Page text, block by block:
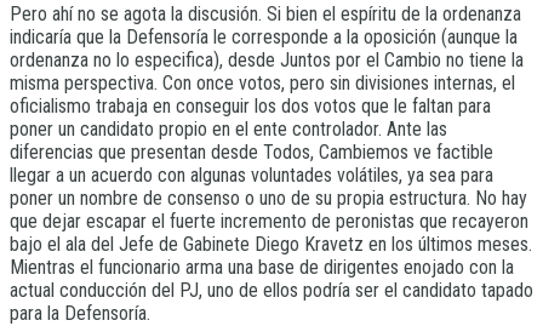
Pero ahí no se agota la discusión. Si bien el espíritu de la ordenanza
indicaría que la Defensoría le corresponde a la oposición (aunque la
ordenanza no lo especifica), desde Juntos por el Cambio no tiene la
misma perspectiva. Con once votos, pero sin divisiones internas, el
oficialismo trabaja en conseguir los dos votos que le faltan para
poner un candidato propio en el ente controlador. Ante las
diferencias que presentan desde Todos, Cambiemos ve factible
llegar a un acuerdo con algunas voluntades volátiles, ya sea para
poner un nombre de consenso o uno de su propia estructura. No hay
que dejar escapar el fuerte incremento de peronistas que recayeron
bajo el ala del Jefe de Gabinete Diego Kravetz en los últimos meses.
Mientras el funcionario arma una base de dirigentes enojado con la
actual conducción del PJ, uno de ellos podría ser el candidato tapado
para la Defensoría.